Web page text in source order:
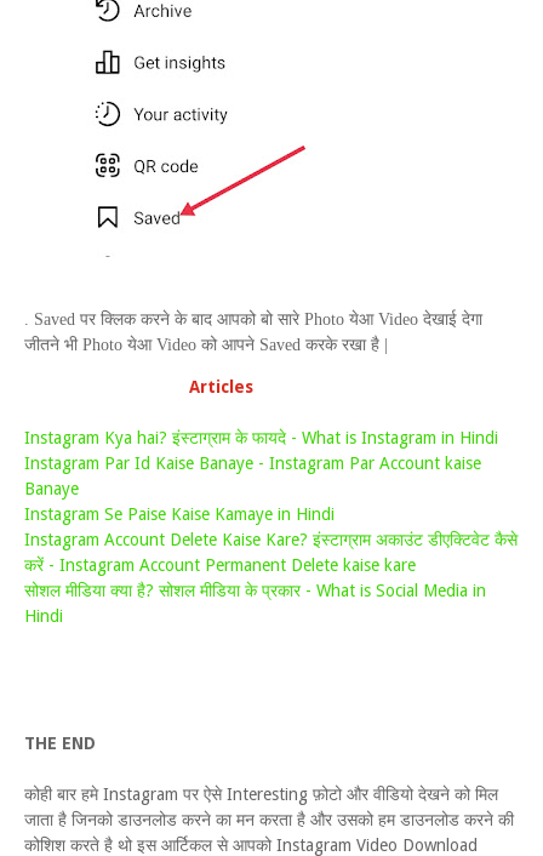
. Saved पर क्लिक करने के बाद आपको बो सारे Photo येआ Video देखाई देगा
जीतने भी Photo येआ Video को आपने Saved करके रखा है |
Articles
Instagram Kya hai? इंस्टाग्राम के फायदे - What is Instagram in Hindi
Instagram Par Id Kaise Banaye - Instagram Par Account kaise
Banaye
Instagram Se Paise Kaise Kamaye in Hindi
Instagram Account Delete Kaise Kare? इंस्टाग्राम अकाउंट डीएक्टिवेट कैसे
करें - Instagram Account Permanent Delete kaise kare
सोशल मीडिया क्या है? सोशल मीडिया के प्रकार - What is Social Media in
Hindi
THE END
कोही बार हमे Instagram पर ऐसे Interesting फ़ोटो और वीडियो देखने को मिल
जाता है जिनको डाउनलोड करने का मन करता है और उसको हम डाउनलोड करने की
कोशिश करते है थो इस आर्टिकल से आपको Instagram Video Download